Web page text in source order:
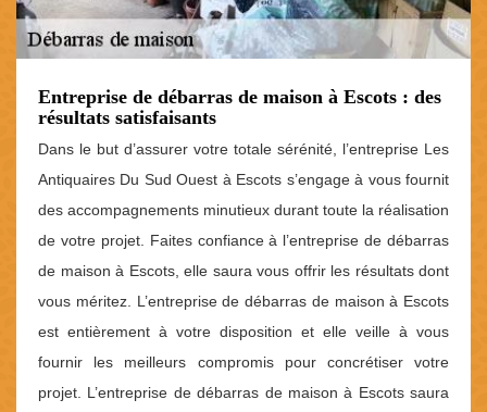
Entreprise de débarras de maison à Escots : des
résultats satisfaisants
Dans le but d’assurer votre totale sérénité, l’entreprise Les
Antiquaires Du Sud Ouest à Escots s’engage à vous fournit
des accompagnements minutieux durant toute la réalisation
de votre projet. Faites confiance à l’entreprise de débarras
de maison à Escots, elle saura vous offrir les résultats dont
vous méritez. L’entreprise de débarras de maison à Escots
est entièrement à votre disposition et elle veille à vous
fournir les meilleurs compromis pour concrétiser votre
projet. L’entreprise de débarras de maison à Escots saura